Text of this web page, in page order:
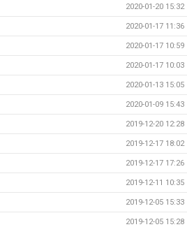
2020-01-20 15:32
2020-01-17 11:36
2020-01-17 10:59
2020-01-17 10:03
2020-01-13 15:05
2020-01-09 15:43
2019-12-20 12:28
2019-12-17 18:02
2019-12-17 17:26
2019-12-11 10:35
2019-12-05 15:33
2019-12-05 15:28